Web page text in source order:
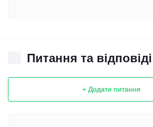
Питання та відповіді
+ Додати питання